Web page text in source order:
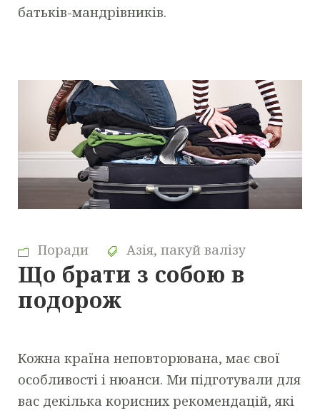
батьків-мандрівників.
Поради Азія, пакуй валізу
Що брати з собою в
подорож
Кожна країна неповторювана, має свої
особливості і нюанси. Ми підготували для
вас декілька корисних рекомендацій, які